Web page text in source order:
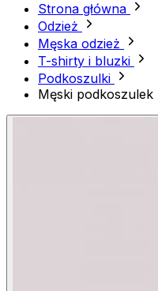
Strona główna
Odzież
Męska odzież
T-shirty i bluzki
Podkoszulki
Męski